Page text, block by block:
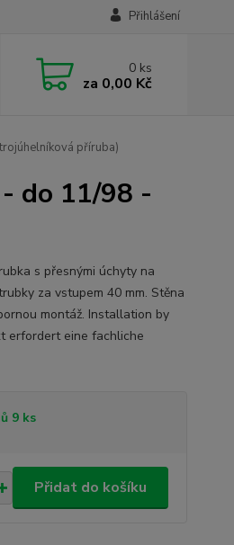
Přihlášení
0 ks
za 0,00 Kč
příruba)
do 11/98 -
s přesnými úchyty na
za vstupem 40 mm. Stěna
montáž. Installation by
erfordert eine fachliche
9 ks
Přidat do košíku